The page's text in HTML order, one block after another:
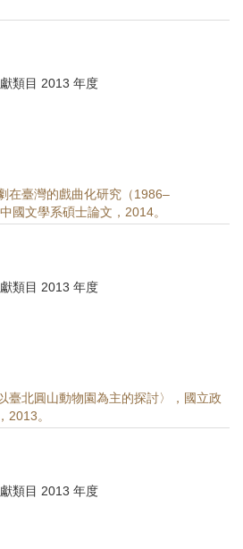
類目 2013 年度
在臺灣的戲曲化研究（1986–
國文學系碩士論文，2014。
類目 2013 年度
臺北圓山動物園為主的探討〉，國立政
2013。
類目 2013 年度